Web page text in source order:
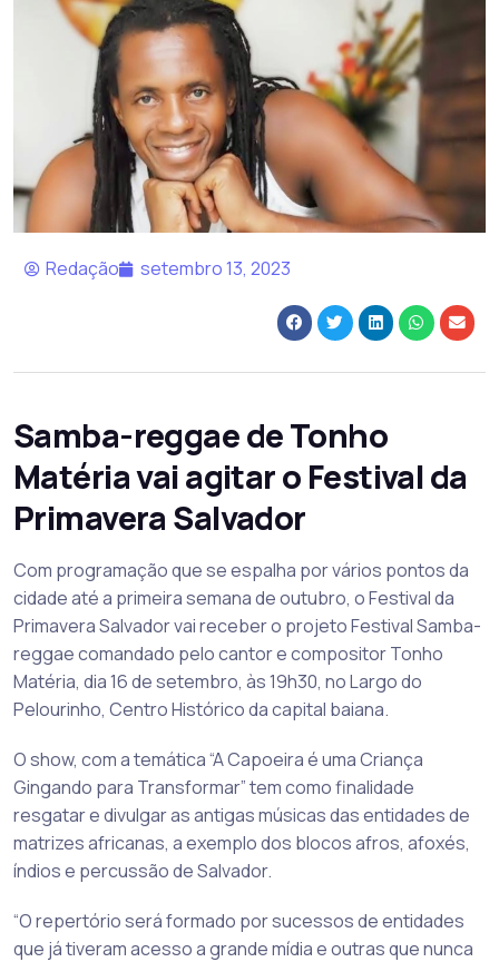
Redação setembro 13, 2023
Samba-reggae de Tonho
Matéria vai agitar o Festival da
Primavera Salvador
Com programação que se espalha por vários pontos da
cidade até a primeira semana de outubro, o Festival da
Primavera Salvador vai receber o projeto Festival Samba-
reggae comandado pelo cantor e compositor Tonho
Matéria, dia 16 de setembro, às 19h30, no Largo do
Pelourinho, Centro Histórico da capital baiana.
O show, com a temática “A Capoeira é uma Criança
Gingando para Transformar” tem como finalidade
resgatar e divulgar as antigas músicas das entidades de
matrizes africanas, a exemplo dos blocos afros, afoxés,
índios e percussão de Salvador.
“O repertório será formado por sucessos de entidades
que já tiveram acesso a grande mídia e outras que nunca